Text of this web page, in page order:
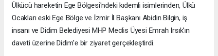
Ülkücü hareketin Ege Bölgesi'ndeki kıdemli isimlerinden, Ülkü
Ocakları eski Ege Bölge ve İzmir İl Başkanı Abidin Bilgin, iş
insanı ve Didim Belediyesi MHP Meclis Üyesi Emrah Irsık'ın
daveti üzerine Didim'e bir ziyaret gerçekleştirdi.